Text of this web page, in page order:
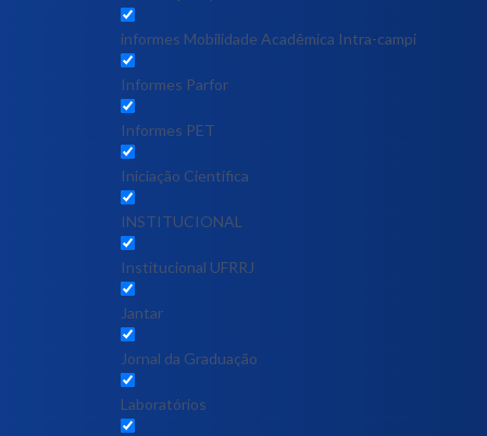
informes Mobilidade Acadêmica Intra-campi
Informes Parfor
Informes PET
Iniciação Científica
INSTITUCIONAL
Institucional UFRRJ
Jantar
Jornal da Graduação
Laboratórios